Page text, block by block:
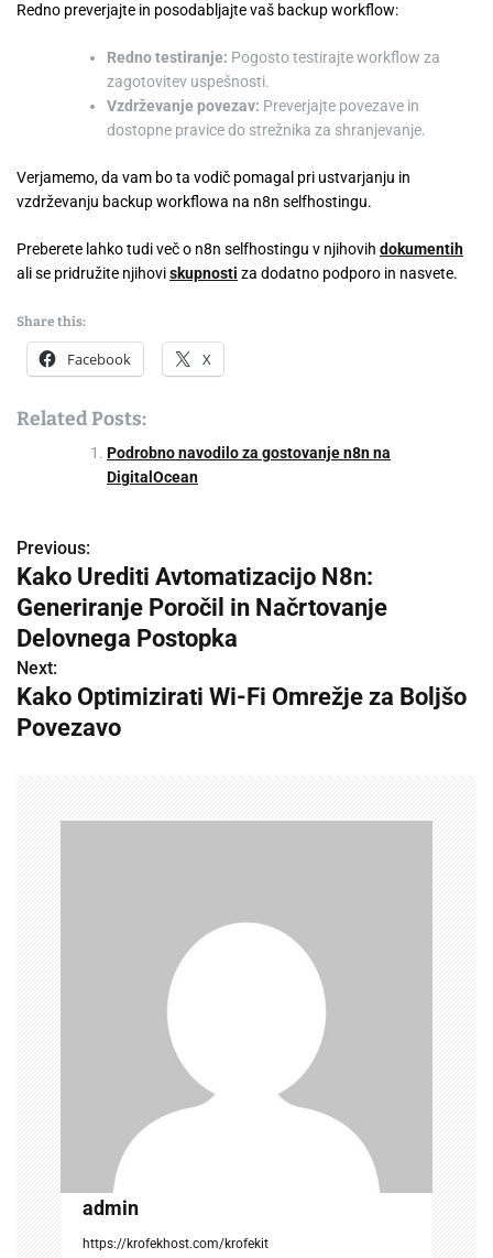
Redno preverjajte in posodabljajte vaš backup workflow:
Redno testiranje: Pogosto testirajte workflow za
zagotovitev uspešnosti.
Vzdrževanje povezav: Preverjajte povezave in
dostopne pravice do strežnika za shranjevanje.
Verjamemo, da vam bo ta vodič pomagal pri ustvarjanju in
vzdrževanju backup workflowa na n8n selfhostingu.
Preberete lahko tudi več o n8n selfhostingu v njihovih dokumentih
ali se pridružite njihoviskupnosti za dodatno podporo in nasvete.
Share this:
Facebook X
Related Posts:
Podrobno navodilo za gostovanje n8n na
DigitalOcean
P
o
s
t
n
Previous:
Kako Urediti Avtomatizacijo N8n:
Generiranje Poročil in Načrtovanje
Delovnega Postopka
Next:
Kako Optimizirati Wi-Fi Omrežje za Boljšo
Povezavo
admin
https://krofekhost.com/krofekit